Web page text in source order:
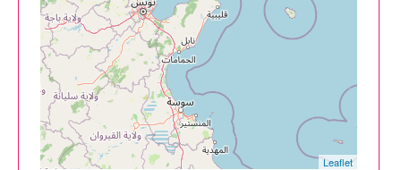
Leaflet